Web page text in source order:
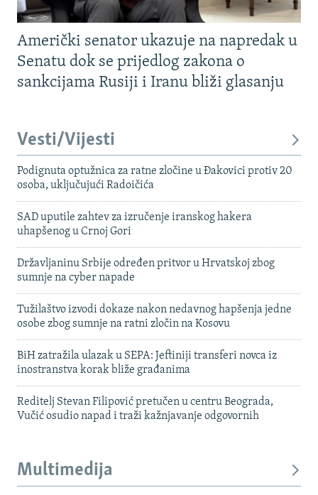
Američki senator ukazuje na napredak u
Senatu dok se prijedlog zakona o
sankcijama Rusiji i Iranu bliži glasanju
Vesti/Vijesti
Podignuta optužnica za ratne zločine u Đakovici protiv 20
osoba, uključujući Radoičića
SAD uputile zahtev za izručenje iranskog hakera
uhapšenog u Crnoj Gori
Državljaninu Srbije određen pritvor u Hrvatskoj zbog
sumnje na cyber napade
Tužilaštvo izvodi dokaze nakon nedavnog hapšenja jedne
osobe zbog sumnje na ratni zločin na Kosovu
BiH zatražila ulazak u SEPA: Jeftiniji transferi novca iz
inostranstva korak bliže građanima
Reditelj Stevan Filipović pretučen u centru Beograda,
Vučić osudio napad i traži kažnjavanje odgovornih
Multimedija